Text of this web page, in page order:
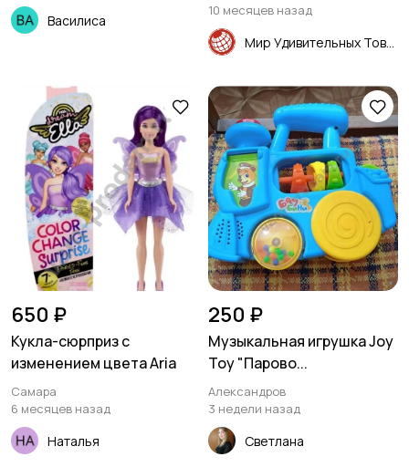
Василиса
10 месяцев назад
650 ₽
Кукла-сюрприз с
изменением цвета Aria
Самара
6 месяцев назад
Наталья
250 ₽
Музыкальная игрушка Joy
Toy "Парово...
Александров
3 недели назад
Светлана